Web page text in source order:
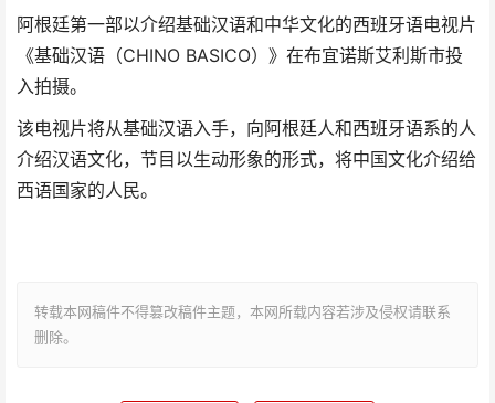
阿根廷第一部以介绍基础汉语和中华文化的西班牙语电视片
《基础汉语（CHINO BASICO）》在布宜诺斯艾利斯市投
入拍摄。
该电视片将从基础汉语入手，向阿根廷人和西班牙语系的人
介绍汉语文化，节目以生动形象的形式，将中国文化介绍给
西语国家的人民。
转载本网稿件不得篡改稿件主题，本网所载内容若涉及侵权请联系
删除。